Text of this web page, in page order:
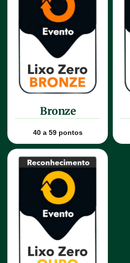
Bronze
40 a 59 pontos